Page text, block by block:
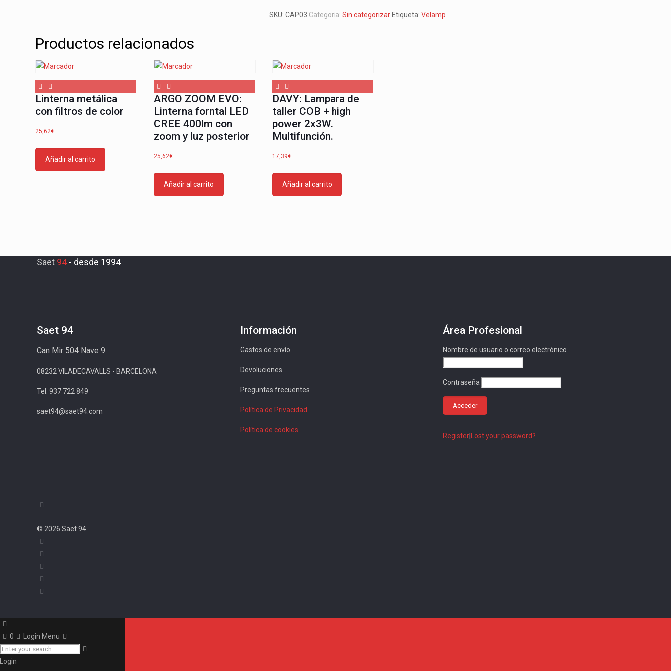
luz
negro
SKU: CAP03 Categoría: Sin categorizar Etiqueta: Velamp
Productos relacionados
Linterna metálica
con filtros de color
25,62€
Añadir al carrito
ARGO ZOOM EVO:
Linterna forntal LED
CREE 400lm con
zoom y luz posterior
25,62€
Añadir al carrito
DAVY: Lampara de
taller COB + high
power 2x3W.
Multifunción.
17,39€
Añadir al carrito
Saet 94- desde 1994
Saet 94
Can Mir 504 Nave 9
08232 VILADECAVALLS - BARCELONA
Tel. 937 722 849
saet94@saet94.com
Información
Gastos de envío
Devoluciones
Preguntas frecuentes
Política de Privacidad
Política de cookies
Área Profesional
Nombre de usuario o correo electrónico
Contraseña
Register Lost your password?
© 2026 Saet 94
0 Login Menu
Login